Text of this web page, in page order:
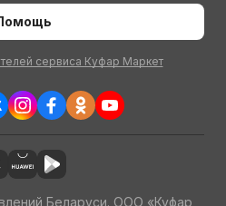
сервиса Куфар Маркет
Беларуси. ООО «Куфар